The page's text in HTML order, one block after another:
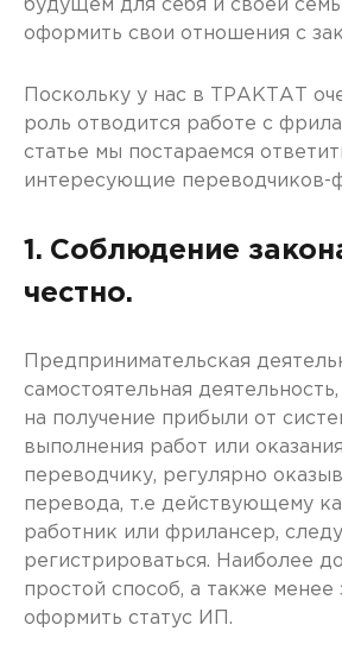
будущем для себя и своей
оформить свои отношения с
Поскольку у нас в ТРАКТАТ
роль отводится работе с
статье мы постараемся
интересующие переводчиков-
1. Соблюдение
честно.
Предпринимательская
самостоятельная
на получение прибыли от
выполнения работ или
переводчику, регулярно
перевода, т.е действующему
работник или фрилансер,
регистрироваться. Наиболее
простой способ, а также менее
оформить статус ИП.